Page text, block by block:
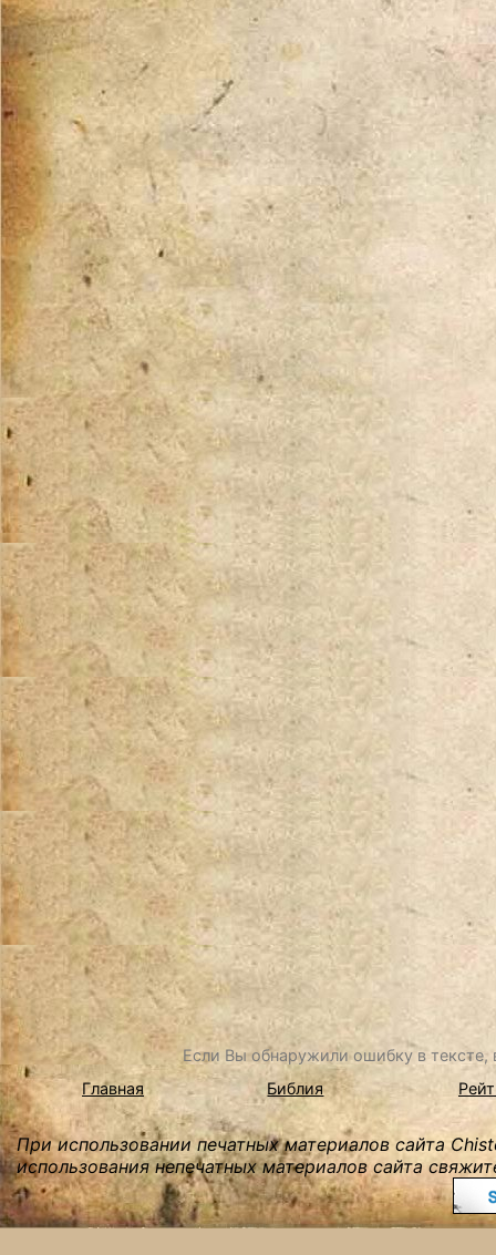
Если Вы обнаружили ошибку в
Главная
Библия
При использовании печатных материалов сайта
использования непечатных материалов сайта